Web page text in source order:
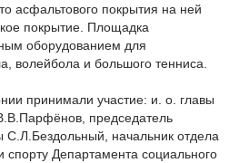
асфальтового покрытия на ней
покрытие. Площадка
оборудованием для
волейбола и большого тенниса.
принимали участие: и. о. главы
председатель
С.Л.Бездольный, начальник отдела
спорту Департамента социального